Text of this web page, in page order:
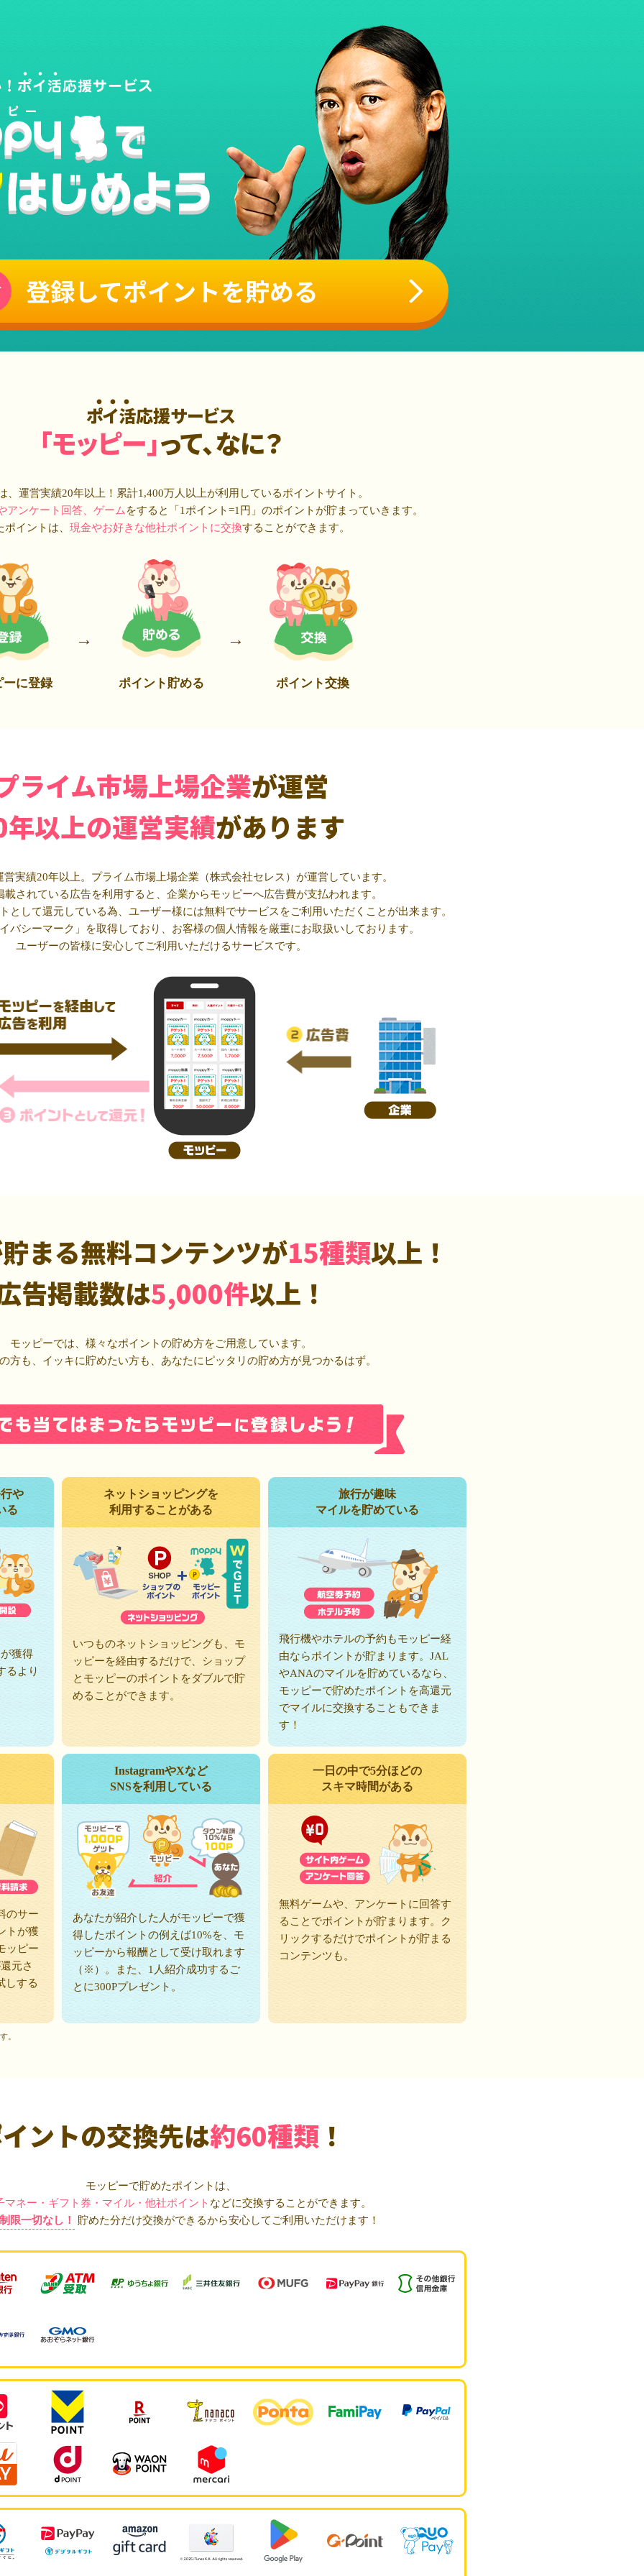
登録してポイントを貯める
ポイ活応援サービス
「モッピー」って、なに？
、運営実績20年以上！累計1,400万人 以上が利用しているポイントサイト。
アンケート回答、ゲーム をすると「1ポイント=1円」のポイントが貯まっていきます。
ポイントは、 現金やお好きな他社ポイントに交換することができます。
ーに登録 ポイント貯める ポイント交換
ライム市場上場企業が運営
以上の運営実績があります
実績20年以上。プライム市場上場企業（株式会社セレス）が運営しています。
載されている広告を利用すると、企業からモッピーへ広告費が支払われます。
として還元している為、ユーザー様には無料でサービスをご利用いただくことが出来ます。
バシーマーク」を取得しており、お客様の個人情報を厳重にお取扱いしております。
ユーザーの皆様に安心してご利用いただけるサービスです。
まる無料コンテンツが15種類以上！
告掲載数は5,000件以上！
モッピーでは、様々なポイントの貯め方をご用意しています。
方も、イッキに貯めたい方も、あなたにピッタリの貯め方が見つかるはず。
や
る
獲得
るより
ネットショッピングを
利用することがある
いつものネットショッピングも、モ
ッピーを経由するだけで、ショップ
とモッピーのポイントをダブルで貯
めることができます。
旅行が趣味
マイルを貯めている
飛行機やホテルの予約もモッピー経
由ならポイントが貯まります。JAL
やANAのマイルを貯めているなら、
モッピーで貯めたポイントを高還元
でマイルに交換することもできま
す！
のサー
トが獲
ッピー
元さ
しする
InstagramやXなど
SNSを利用している
あなたが紹介した人がモッピーで獲
得したポイントの例えば10%を、モ
ッピーから報酬として受け取れます
（※）。また、1人紹介成功するご
とに300Pプレゼント。
一日の中で5分ほどの
スキマ時間がある
無料ゲームや、アンケートに回答す
ることでポイントが貯まります。ク
リックするだけでポイントが貯まる
コンテンツも。
。
ントの交換先は約60種類 ！
モッピーで貯めたポイントは、
マネー・ギフト券・マイル・他社ポイント などに交換することができます。
限一切なし！
貯めた分だけ交換ができるから安心してご利用いただけます！